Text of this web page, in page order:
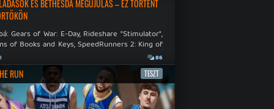
ÉS BETHESDA MEGÚJULÁS – EZ TÖRTÉNT
Gears of War: E-Day, Rideshare "Stimulator",
of Books and Keys, SpeedRunners 2: King of
86
RUN TESZT